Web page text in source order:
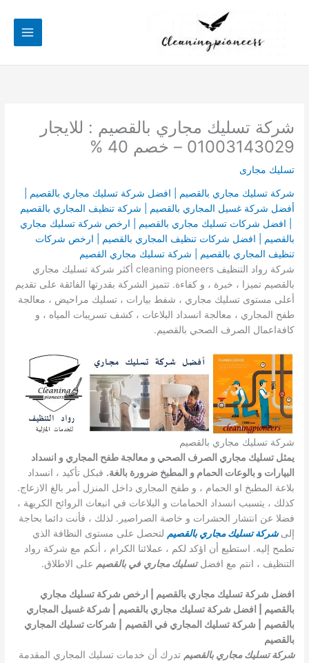
شركة تسليك مجاري بالقصيم : للايجار
01003143029 – خصم 40 %
تسليك مجارى
شركة تسليك مجاري بالقصيم | افضل شركة تسليك مجاري بالقصيم |
أفضل شركة غسيل المجاري بالقصيم | شركة تنظيف المجاري بالقصيم
| افضل شركات تسليك مجاري بالقصيم | ارخص شركة تسليك مجاري
بالقصيم | افضل شركات تنظيف المجاري بالقصيم | ارخص شركات
تنظيف المجاري بالقصيم | شركة تسليك مجاري القصيم
شركة رواد التنظيف cleaning pioneers أكثر شركة تسليك مجاري
بالقصيم تميزا ، خبرة ، و كفاءة. تتميز الشركة بقدرتها الفائقة على تقديم
أعلى مستوى تسليك مجاري ، شفط بيارات ، تسليك مراحيض ، معالجة
طفح المجاري ، معالجة انسداد البلاعات ، كشف تسريبات المياه ، و
كافةاعمال الصرف الصحي بالقصيم.
شركة تسليك مجاري بالقصيم
يمثل تسليك مجاري الصرف الصحي و معالجة طفح المجاري و انسداد
البيارات و بالوعات الحمام و المطبخ ضرورة بالغة. فبكل تأكيد ، انسداد
بلاعة المطبخ او الحمام ، و طفح المجاري داخل المنزل أمر بالغ الازعاج.
كذلك ، يتسبب انسداد الحمامات و البلاعات في انبعاث الروائح الكريهة ،
فضلا عن انتشار الحشرات و خاصة الصراصير. لذلك ، فأنت دائما بحاجة
إلىشركة تسليك مجاري بالقصيم لتحصل على مستوى النظافة الذي
تطمح إليه. استطيع أن اؤكد لكم ، عملائنا الكرام ، أنكم مع شركة رواد
التنظيف ، انتم مع افضلتسليك مجاري في بالقصيم على الاطلاق.
افضل شركة تسليك مجاري بالقصيم | ارخص شركة تسليك مجاري
بالقصيم | افضل شركة تسليك مجاري بالقصيم | شركة غسيل المجاري
بالقصيم
| شركة تسليك المجاري في القصيم
| شركات تسليك المجاري
بالقصيم
شركة تسليك مجاري بالقصيم تدرك أن خدمات تسليك المجاري المقدمة